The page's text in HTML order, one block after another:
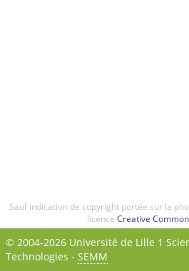
Sauf indication de copyright portée sur la
licence Creative
© 2004-2026 Université de Lille 1
Technologies - SEMM